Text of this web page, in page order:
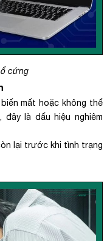
ổ cứng
mất hoặc không thể
là dấu hiệu nghiêm
lại trước khi tình trạng